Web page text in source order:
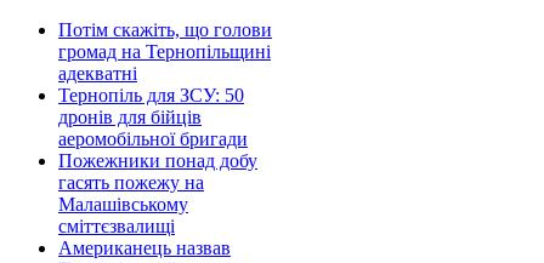
Потім скажіть, що голови
громад на Тернопільщині
адекватні
Тернопіль для ЗСУ: 50
дронів для бійців
аеромобільної бригади
Пожежники понад добу
гасять пожежу на
Малашівському
сміттєзвалищі
Американець назвав